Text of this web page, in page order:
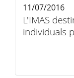
L'IMAS
individuals
11/07/2016